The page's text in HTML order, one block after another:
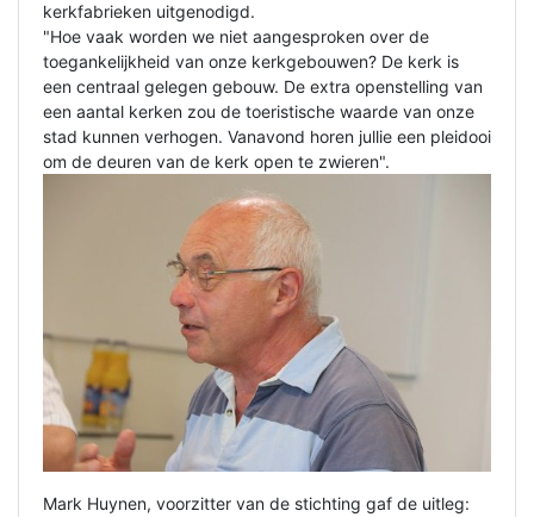
kerkfabrieken uitgenodigd.
"Hoe vaak worden we niet aangesproken over de
toegankelijkheid van onze kerkgebouwen? De kerk is
een centraal gelegen gebouw. De extra openstelling van
een aantal kerken zou de toeristische waarde van onze
stad kunnen verhogen. Vanavond horen jullie een pleidooi
om de deuren van de kerk open te zwieren".
Mark Huynen, voorzitter van de stichting gaf de uitleg: